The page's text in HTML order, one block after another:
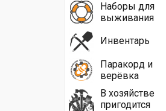
Наборы для
выживания
Инвентарь
Паракорд и
верёвка
В хозяйстве
пригодится